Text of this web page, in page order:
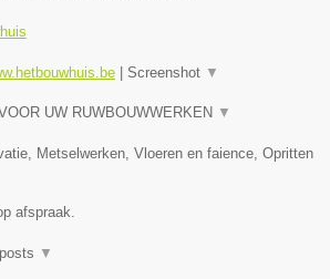
Screenshot ▼
UW RUWBOUWWERKEN ▼
Metselwerken, Vloeren en faience, Opritten
afspraak.
▼